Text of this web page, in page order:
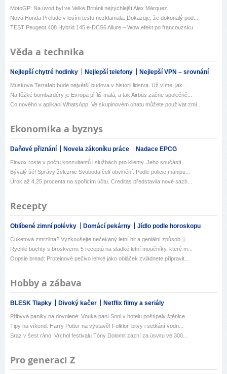
MotoGP: Na úvod byl ve Velké Británii nejrychlejší Alex Márquez
Nová Honda Prelude v losím testu nezklamala. Dokazuje, že dokonalý pod...
TEST Peugeot 408 Hybrid 145 e-DCS6 Allure – Wow efekt po francouzsku
Věda a technika
Nejlepší chytré hodinky Nejlepší telefony Nejlepší VPN – srovnání
Muskova Terrafab bude největší budova v historii lidstva. Už víme, jak...
Na těžké bombardéry je Evropa příliš malá, a tak Airbus začne společně...
Co nového v aplikaci WhatsApp. Ve skupinovém chatu můžete používat zmí...
Ekonomika a byznys
Daňové přiznání Novela zákoníku práce Nadace EPCG
Finvox roste v počtu konzultantů i službách pro klienty. Jeho součástí...
Bývalý šéf Správy železnic Svoboda čelí obvinění. Podle policie manipu...
Úrok až 4,25 procenta na spořicím účtu. Creditas představila nové sazb...
Recepty
Oblíbené zimní polévky Domácí pekárny Jídlo podle horoskopu
Cuketová zmrzlina? Vyzkoušejte nečekaný letní hit a geniální způsob, j...
Rychlé buchty s broskvemi: 5 receptů na sladké letní moučníky, které m...
Oopsie bread: Proteinové pečivo lehké jako obláček zvládnete připravit...
Hobby a zábava
BLESK Tlapky Divoký kačer Netflix filmy a seriály
Přibývá paniky na dovolené: Vnuka paní Soni v hotelu poštípaly štěnice...
Tipy na víkend: Harry Potter na výstavě! Folklor, bitvy i setkání vodn...
Sraz v šest ráno. Vrchol festivalu Tóny Dolomit zazní za úsvitu ve 300...
Pro generaci Z